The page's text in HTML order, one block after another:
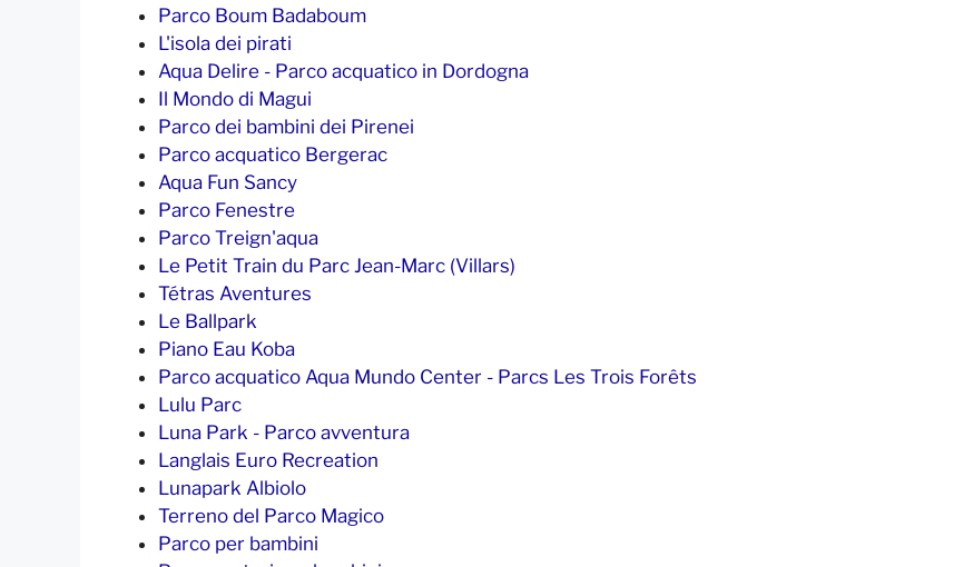
Parco Boum Badaboum
L'isola dei pirati
Aqua Delire - Parco acquatico in Dordogna
Il Mondo di Magui
Parco dei bambini dei Pirenei
Parco acquatico Bergerac
Aqua Fun Sancy
Parco Fenestre
Parco Treign'aqua
Le Petit Train du Parc Jean-Marc (Villars)
Tétras Aventures
Le Ballpark
Piano Eau Koba
Parco acquatico Aqua Mundo Center - Parcs Les Trois Forêts
Lulu Parc
Luna Park - Parco avventura
Langlais Euro Recreation
Lunapark Albiolo
Terreno del Parco Magico
Parco per bambini